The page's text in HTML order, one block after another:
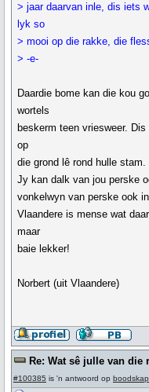
> jaar daarvan inle, dis iets
lyk so
> mooi op die rakke, die
> -e-
Daardie bome kan die kou
wortels
beskerm teen vriesweer.
op
die grond lê rond hulle stam.
Jy kan dalk van jou perske
vonkelwyn van perske ook
Vlaandere is mense wat
maar
baie lekker!
Norbert (uit Vlaandere)
Re: Wat sê julle van die
#100385 is 'n antwoord op